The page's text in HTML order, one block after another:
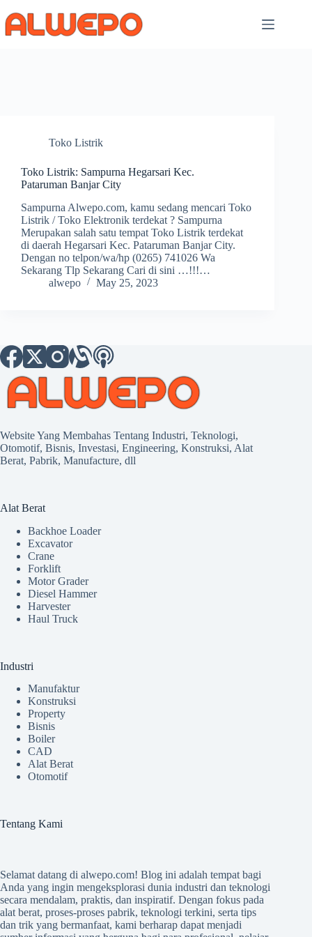
to
content
Toko Listrik
Toko Listrik: Sampurna Hegarsari Kec.
Pataruman Banjar City
Sampurna Alwepo.com, kamu sedang mencari Toko
Listrik / Toko Elektronik terdekat ? Sampurna
Merupakan salah satu tempat Toko Listrik terdekat
di daerah Hegarsari Kec. Pataruman Banjar City.
Dengan no telpon/wa/hp (0265) 741026 Wa
Sekarang Tlp Sekarang Cari di sini …!!!…
alwepo
May 25, 2023
Website Yang Membahas Tentang Industri, Teknologi,
Otomotif, Bisnis, Investasi, Engineering, Konstruksi, Alat
Berat, Pabrik, Manufacture, dll
Alat Berat
Backhoe Loader
Excavator
Crane
Forklift
Motor Grader
Diesel Hammer
Harvester
Haul Truck
Industri
Manufaktur
Konstruksi
Property
Bisnis
Boiler
CAD
Alat Berat
Otomotif
Tentang Kami
Selamat datang di alwepo.com! Blog ini adalah tempat bagi
Anda yang ingin mengeksplorasi dunia industri dan teknologi
secara mendalam, praktis, dan inspiratif. Dengan fokus pada
alat berat, proses-proses pabrik, teknologi terkini, serta tips
dan trik yang bermanfaat, kami berharap dapat menjadi